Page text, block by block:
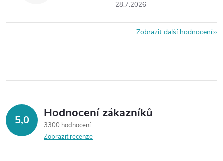
28.7.2026
Zobrazit další hodnocení
5,0 Hodnocení zákazníků
3300 hodnocení
Zobrazit recenze